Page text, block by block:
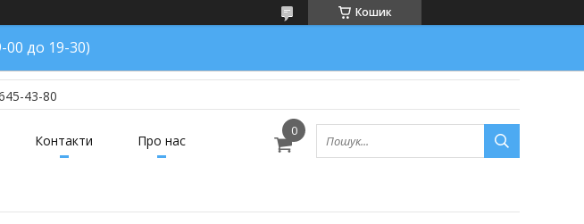
Кошик
00 до 19-30)
43-80
Контакти Про нас